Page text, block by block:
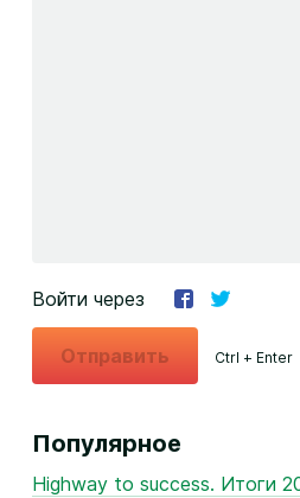
Войти через
Отправить Ctrl + Enter
Популярное
Highway to success. Итоги